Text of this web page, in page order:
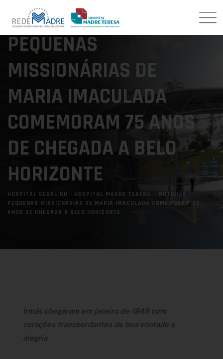
PEQUENAS
MISSIONÁRIAS DE
MARIA IMACULADA
COMEMORAM 75 ANOS
DE CHEGADA A BELO
HORIZONTE
HOSPITAL GERAL BH - HOSPITAL MADRE TERESA NOTÍCIAS
PEQUENAS MISSIONÁRIAS DE MARIA IMACULADA COMEMORAM 75
ANOS DE CHEGADA A BELO HORIZONTE
Irmãs chegaram em janeiro de 1949 com
corações transbordantes de boa vontade e
alegria